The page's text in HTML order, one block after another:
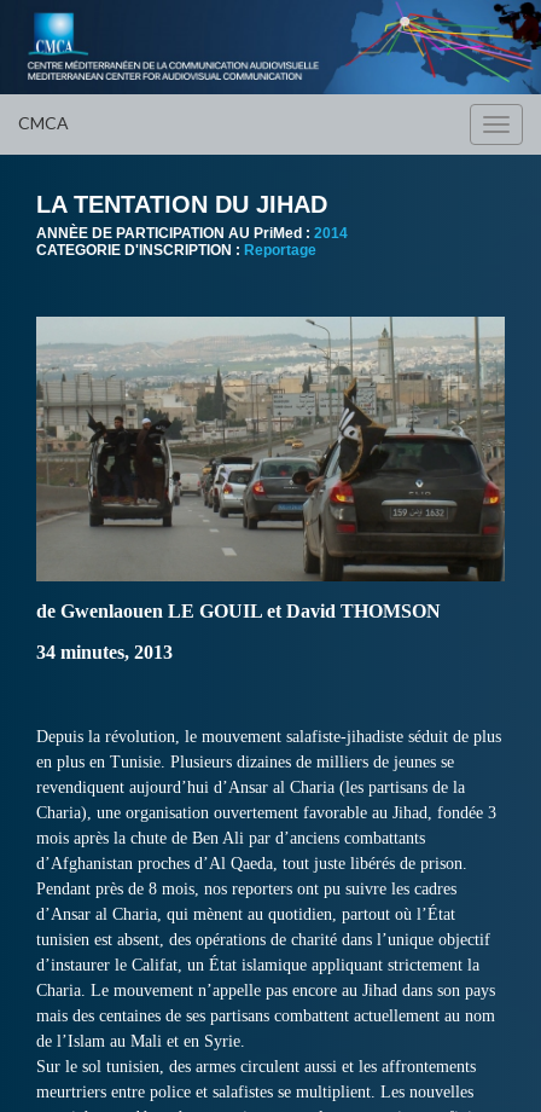
CMCA
LA TENTATION DU JIHAD
ANNÈE DE PARTICIPATION AU PriMed : 2014
CATEGORIE D'INSCRIPTION : Reportage
de Gwenlaouen LE GOUIL et David THOMSON
34 minutes, 2013
Depuis la révolution, le mouvement salafiste-jihadiste séduit de plus
en plus en Tunisie. Plusieurs dizaines de milliers de jeunes se
revendiquent aujourd’hui d’Ansar al Charia (les partisans de la
Charia), une organisation ouvertement favorable au Jihad, fondée 3
mois après la chute de Ben Ali par d’anciens combattants
d’Afghanistan proches d’Al Qaeda, tout juste libérés de prison.
Pendant près de 8 mois, nos reporters ont pu suivre les cadres
d’Ansar al Charia, qui mènent au quotidien, partout où l’État
tunisien est absent, des opérations de charité dans l’unique objectif
d’instaurer le Califat, un État islamique appliquant strictement la
Charia. Le mouvement n’appelle pas encore au Jihad dans son pays
mais des centaines de ses partisans combattent actuellement au nom
de l’Islam au Mali et en Syrie.
Sur le sol tunisien, des armes circulent aussi et les affrontements
meurtriers entre police et salafistes se multiplient. Les nouvelles